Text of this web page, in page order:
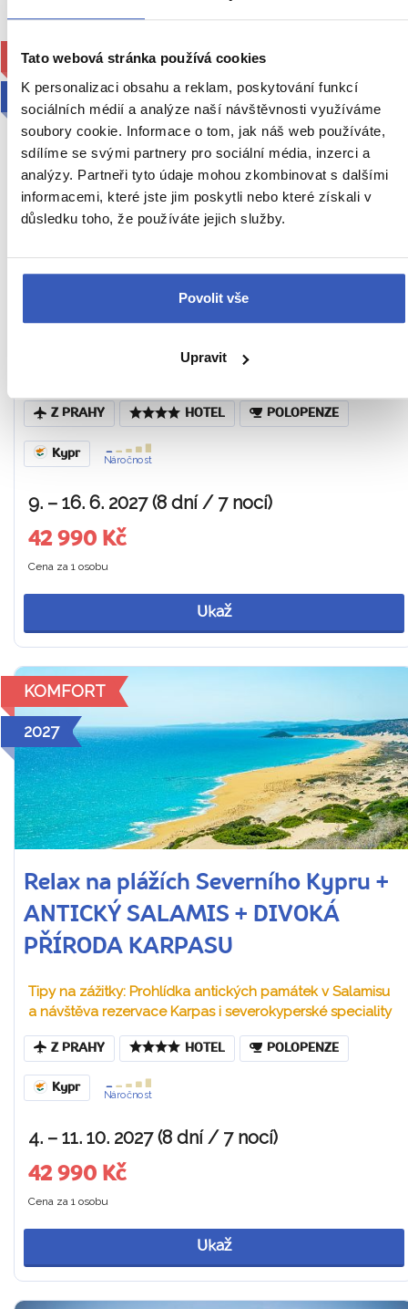
Tato webová stránka používá cookies
K personalizaci obsahu a reklam, poskytování funkcí
sociálních médií a analýze naší návštěvnosti využíváme
soubory cookie. Informace o tom, jak náš web používáte,
sdílíme se svými partnery pro sociální média, inzerci a
analýzy. Partneři tyto údaje mohou zkombinovat s dalšími
informacemi, které jste jim poskytli nebo které získali v
důsledku toho, že používáte jejich služby.
Povolit vše
Upravit
KOMFORT
2027
ANTICKÝ SALAMIS + DIVOKÁ
Tipy na zážitky: Prohlídka antických památek v Salamisu
Z PRAHY HOTEL POLOPENZE
Kypr
Náročnost
9. – 16. 6. 2027 (8 dní / 7 nocí)
42 990 Kč
Cena za 1 osobu
Ukaž
KOMFORT
2027
Relax na plážích Severního Kypru +
ANTICKÝ SALAMIS + DIVOKÁ
PŘÍRODA KARPASU
Tipy na zážitky: Prohlídka antických památek v Salamisu
a návštěva rezervace Karpas i severokyperské speciality
Z PRAHY HOTEL POLOPENZE
Kypr
Náročnost
4. – 11. 10. 2027 (8 dní / 7 nocí)
42 990 Kč
Cena za 1 osobu
Ukaž